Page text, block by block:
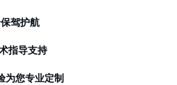
驾护航
指导支持
为您专业定制